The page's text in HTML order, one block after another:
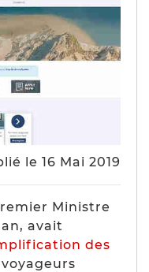
le 16 Mai 2019
Ministre
avait
des